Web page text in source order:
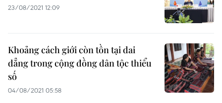
23/08/2021 12:09
Khoảng cách giới còn tồn tại dai
dẳng trong cộng đồng dân tộc thiểu
số
04/08/2021 05:58